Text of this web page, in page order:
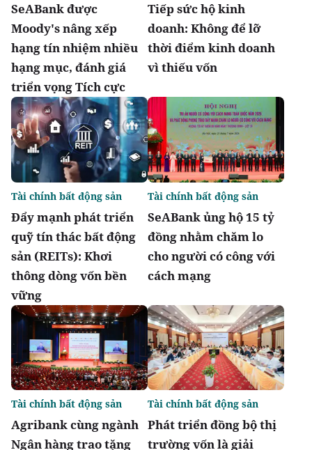
SeABank được
Moody's nâng xếp
hạng tín nhiệm nhiều
hạng mục, đánh giá
triển vọng Tích cực
Tiếp sức hộ kinh
doanh: Không để lỡ
thời điểm kinh doanh
vì thiếu vốn
Đẩy mạnh phát triển
quỹ tín thác bất động
sản (REITs): Khơi
thông dòng vốn bền
vững
Tài chính bất động sản
SeABank ủng hộ 15 tỷ
đồng nhằm chăm lo
cho người có công với
cách mạng
Tài chính bất động sản
Agribank cùng ngành
Ngân hàng trao tặng
Tài chính bất động sản
Phát triển đồng bộ thị
trường vốn là giải
Tài chính bất động sản